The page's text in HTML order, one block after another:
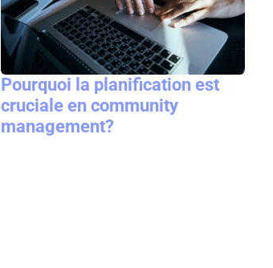
Pourquoi la planification est
cruciale en community
management?